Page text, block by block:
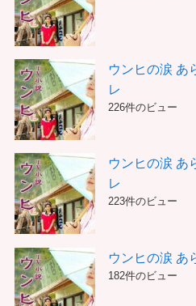
ウンヒの涙 あ
レ
226件のビュー
ウンヒの涙 あ
レ
223件のビュー
ウンヒの涙 あ
182件のビュー